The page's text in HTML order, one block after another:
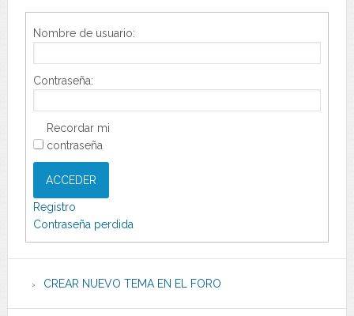
Nombre de usuario:
Contraseña:
Recordar mi
contraseña
ACCEDER
Registro
Contraseña perdida
CREAR NUEVO TEMA EN EL FORO